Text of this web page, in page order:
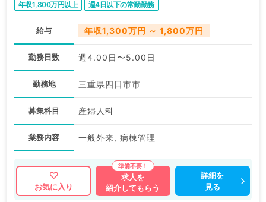
年収1,800万円以上 週4日以下の常勤勤務
給与 年収1,300万円 ～ 1,800万円
勤務日数 週4.00日〜5.00日
勤務地 三重県四日市市
募集科目 産婦人科
業務内容 一般外来, 病棟管理
お気に入り
求人を
紹介してもらう
詳細を
見る